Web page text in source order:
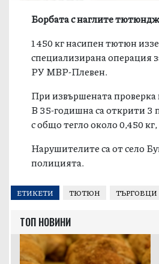
Борбата с наглите
1 450 кг насипен тютюн
специализирана операция
РУ МВР-Плевен.
При извършената
В 35-годишна са открити 3
с общо тегло около 0,450
Нарушителите са от село
полицията.
ЕТИКЕТИ ТЮТЮН ТЪРГОВЦИ
ТОП НОВИНИ